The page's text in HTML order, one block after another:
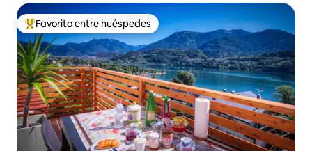
Favorito entre huéspedes preferido
Favorito entre huéspedes